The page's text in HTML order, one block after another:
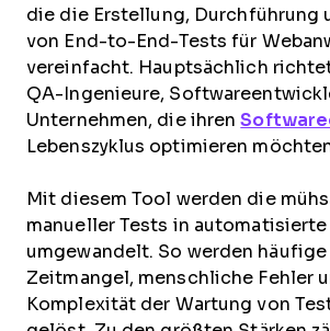
die die Erstellung, Durchführung
von End-to-End-Tests für
vereinfacht. Hauptsächlich
QA-Ingenieure,
Unternehmen, die ihren
Lebenszyklus optimieren
Mit diesem Tool werden die
manueller Tests in
umgewandelt. So werden
Zeitmangel, menschliche Fehler
Komplexität der Wartung von